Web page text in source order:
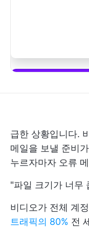
급한 상황입니다.
메일을 보낼 준비
누르자마자 오류
"파일 크기가 너무
비디오가 전체 계
트래픽의 80% 전